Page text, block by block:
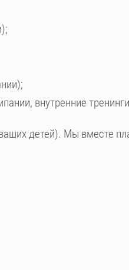
внутренние
детей). Мы вместе